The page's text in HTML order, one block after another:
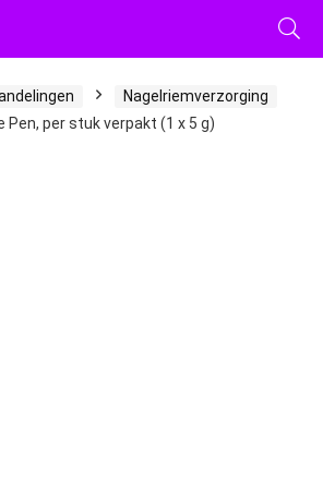
Nagelriemverzorging
Pen, per stuk verpakt (1 x 5 g)